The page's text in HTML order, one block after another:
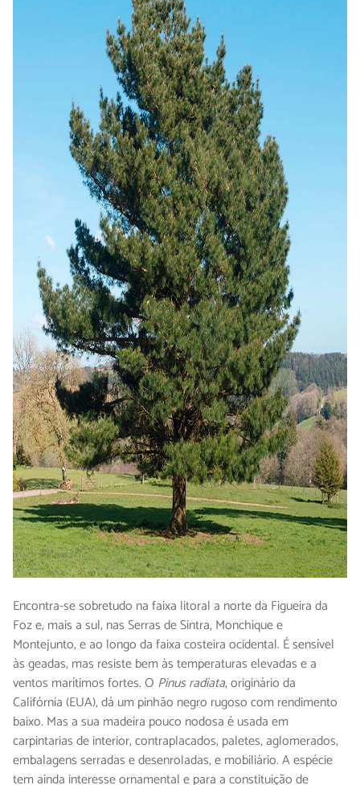
Encontra-se sobretudo na faixa litoral a norte da Figueira da
Foz e, mais a sul, nas Serras de Sintra, Monchique e
Montejunto, e ao longo da faixa costeira ocidental. É sensível
às geadas, mas resiste bem às temperaturas elevadas e a
ventos marítimos fortes. O Pinus radiata, originário da
Califórnia (EUA), dá um pinhão negro rugoso com rendimento
baixo. Mas a sua madeira pouco nodosa é usada em
carpintarias de interior, contraplacados, paletes, aglomerados,
embalagens serradas e desenroladas, e mobiliário. A espécie
tem ainda interesse ornamental e para a constituição de